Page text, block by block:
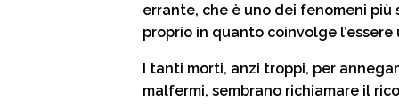
errante, che è uno dei fenomeni
proprio in quanto coinvolge
I tanti morti, anzi troppi, per
malfermi, sembrano richiamare il